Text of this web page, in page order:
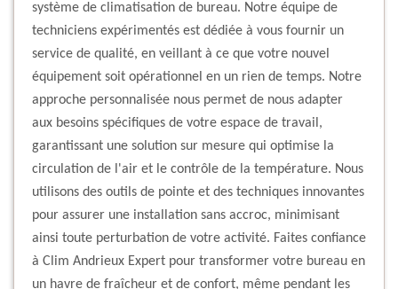
système de climatisation de bureau. Notre équipe de
techniciens expérimentés est dédiée à vous fournir un
service de qualité, en veillant à ce que votre nouvel
équipement soit opérationnel en un rien de temps. Notre
approche personnalisée nous permet de nous adapter
aux besoins spécifiques de votre espace de travail,
garantissant une solution sur mesure qui optimise la
circulation de l'air et le contrôle de la température. Nous
utilisons des outils de pointe et des techniques innovantes
pour assurer une installation sans accroc, minimisant
ainsi toute perturbation de votre activité. Faites confiance
à Clim Andrieux Expert pour transformer votre bureau en
un havre de fraîcheur et de confort, même pendant les